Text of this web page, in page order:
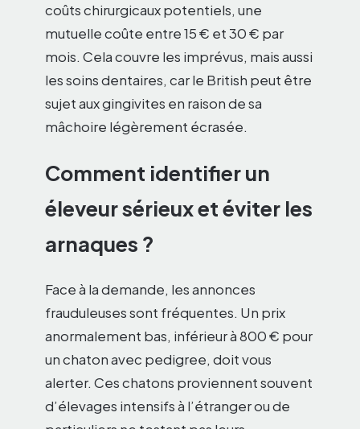
coûts chirurgicaux potentiels, une
mutuelle coûte entre 15 € et 30 € par
mois. Cela couvre les imprévus, mais aussi
les soins dentaires, car le British peut être
sujet aux gingivites en raison de sa
mâchoire légèrement écrasée.
Comment identifier un
éleveur sérieux et éviter les
arnaques ?
Face à la demande, les annonces
frauduleuses sont fréquentes. Un prix
anormalement bas, inférieur à 800 € pour
un chaton avec pedigree, doit vous
alerter. Ces chatons proviennent souvent
d’élevages intensifs à l’étranger ou de